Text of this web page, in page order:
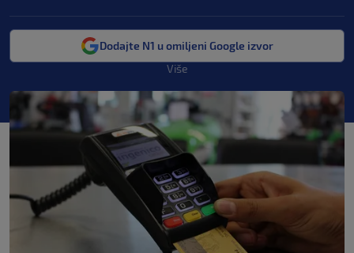
Dodajte N1 u omiljeni Google izvor
Više